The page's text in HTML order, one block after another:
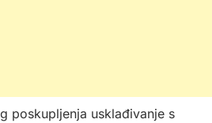
poskupljenja usklađivanje s